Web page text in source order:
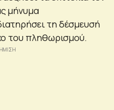
μήνυμα
τη δέσμευσή
του πληθωρισμού.